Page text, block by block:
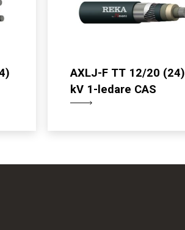
AXLJ-F TT 12/20 (24)
kV 1-ledare CAS